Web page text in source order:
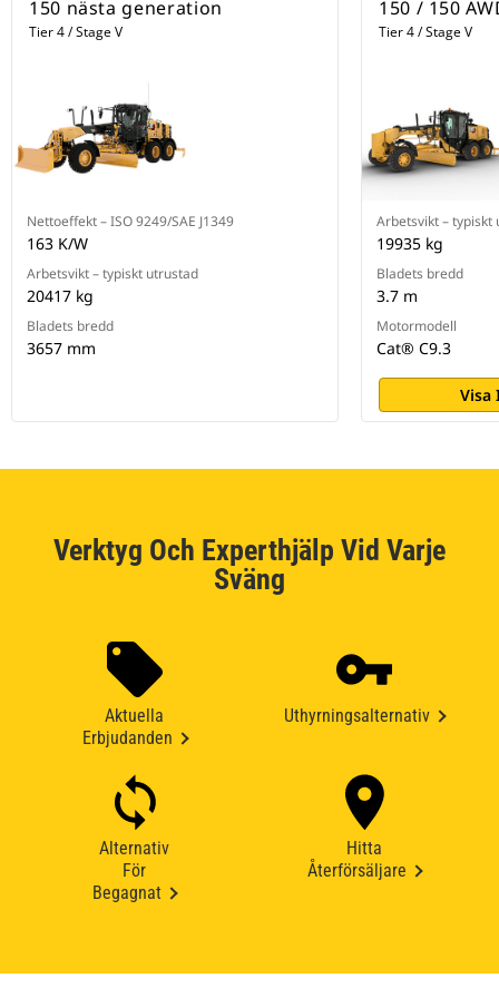
150 nästa generation
Tier 4 / Stage V
Nettoeffekt – ISO 9249/SAE J1349
163 K/W
Arbetsvikt – typiskt utrustad
20417 kg
Bladets bredd
3657 mm
150 / 150
Tier 4 / Stage V
Arbetsvikt – typiskt
19935 kg
Bladets bredd
3.7 m
Motormodell
Cat® C9.3
Visa
Verktyg Och Experthjälp Vid Varje
Sväng
Aktuella
Erbjudanden
Uthyrningsalternativ
Alternativ
För
Begagnat
Hitta
Återförsäljare